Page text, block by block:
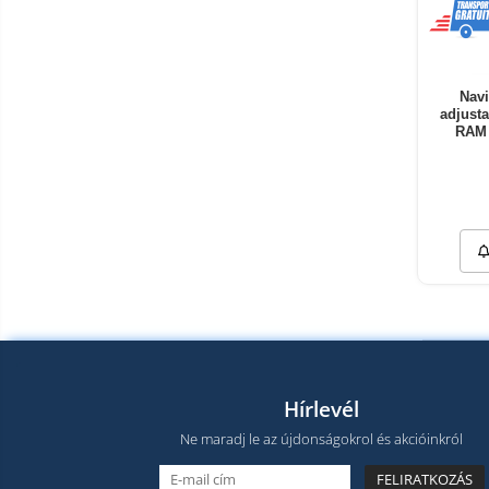
Hírlevél
Ne maradj le az újdonságokrol és akcióinkról